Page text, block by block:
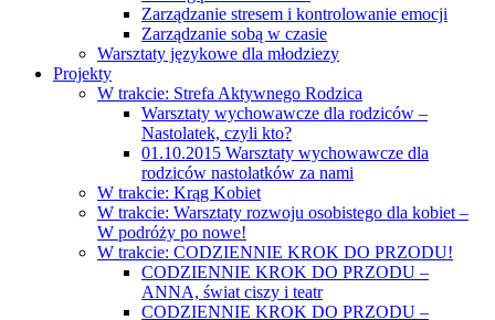
Zarządzanie stresem i kontrolowanie emocji
Zarządzanie sobą w czasie
Warsztaty językowe dla młodziezy
Projekty
W trakcie: Strefa Aktywnego Rodzica
Warsztaty wychowawcze dla rodziców –
Nastolatek, czyli kto?
01.10.2015 Warsztaty wychowawcze dla
rodziców nastolatków za nami
W trakcie: Krąg Kobiet
W trakcie: Warsztaty rozwoju osobistego dla kobiet –
W podróży po nowe!
W trakcie: CODZIENNIE KROK DO PRZODU!
CODZIENNIE KROK DO PRZODU –
ANNA, świat ciszy i teatr
CODZIENNIE KROK DO PRZODU –